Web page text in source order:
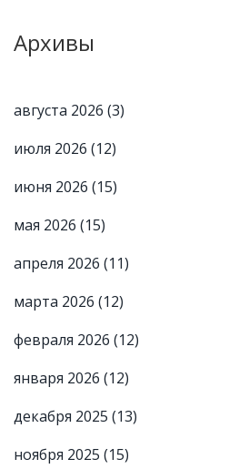
Архивы
августа 2026 (3)
июля 2026 (12)
июня 2026 (15)
мая 2026 (15)
апреля 2026 (11)
марта 2026 (12)
февраля 2026 (12)
января 2026 (12)
декабря 2025 (13)
ноября 2025 (15)